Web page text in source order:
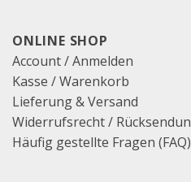
ONLINE SHOP
Account / Anmelden
Kasse /Warenkorb
Lieferung & Versand
Widerrufsrecht /
Häufig gestellte Fragen (FAQ)